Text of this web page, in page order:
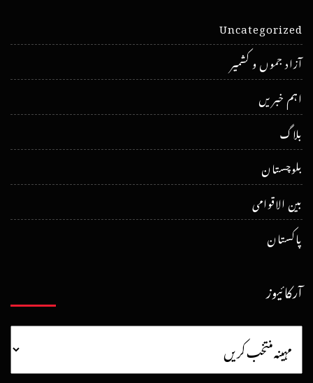
Uncategorized
آزاد جموں و کشمیر
اہم خبریں
بلاگ
بلوچستان
بین الاقوامی
پاکستان
آرکائیوز